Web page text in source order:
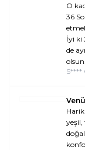
O
36
İyi ki
de
S****